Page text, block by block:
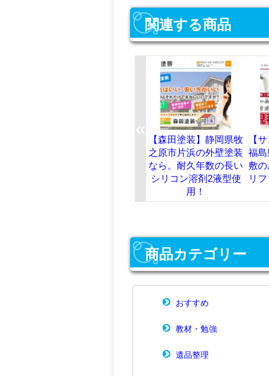
関連する商品
«
【森田塗装】静岡県牧
之原市片浜の外壁塗装
なら。耐久年数の長い
シリコン溶剤2液型使
【サンライズホーム】
福島県郡山市字菜根屋
敷の屋根・外壁工事・
リフォームなら。見積
もり無料！
商品カテゴリー
おすすめ
教材・勉強
遺品整理